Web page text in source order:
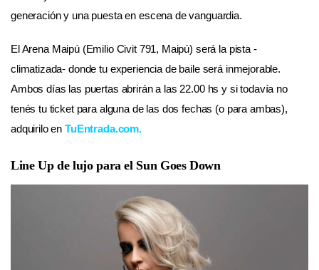
generación y una puesta en escena de vanguardia.
El Arena Maipú (Emilio Civit 791, Maipú) será la pista -
climatizada- donde tu experiencia de baile será inmejorable.
Ambos días las puertas abrirán a las 22.00 hs y si todavía no
tenés tu ticket para alguna de las dos fechas (o para ambas),
adquirilo enTuEntrada.com.
Line Up de lujo para el Sun Goes Down